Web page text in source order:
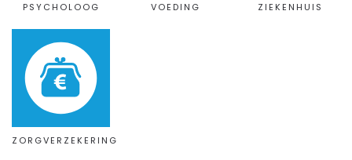
PSYCHOLOOG VOEDING ZIEKENHUIS
ZORGVERZEKERING